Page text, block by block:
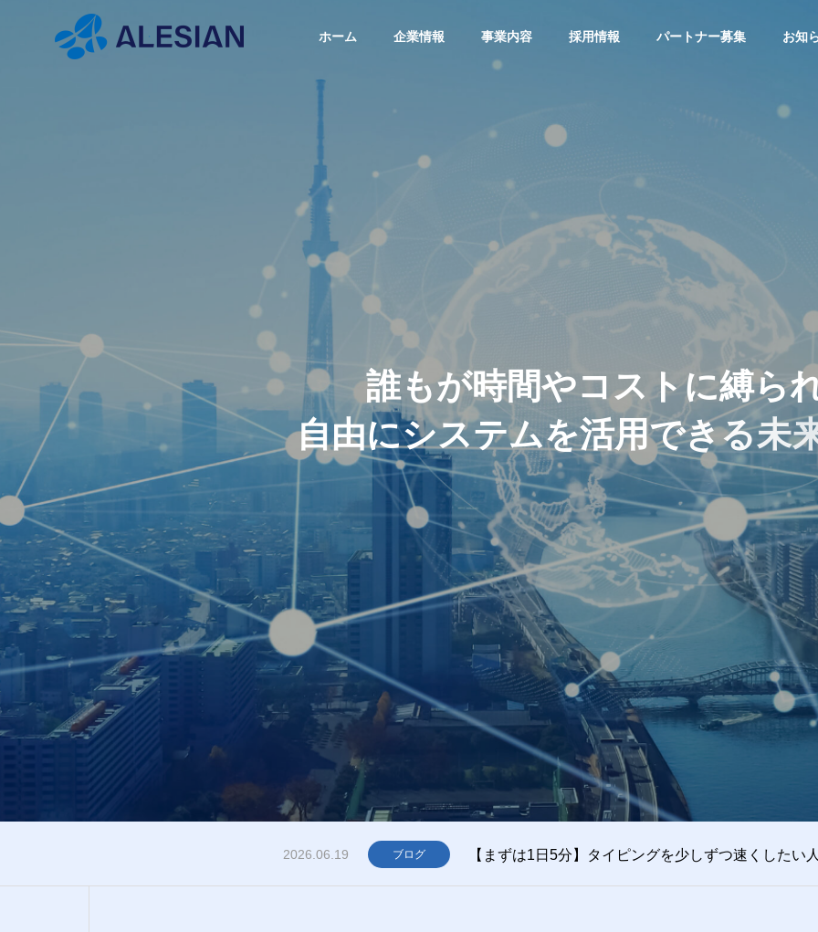
ITの力、ビジネスの進化。
ホーム 企業情報 事業内容 採用情報 パートナー募集 お知
GREETING
代表挨拶
PHILOSOPHY
WEBシステム事業 ITサー
の
【飛行機以外でも使える】機
内モードって何？具体的にど
【まずは1日5分】タイピング
を少しずつ速くしたい人向
け、おすすめ無料練習サイト
まとめ
【あきらめる前に確認】「ご
み箱を空にしたら大事なファ
イルが！」復元できる？
誰もが時間やコ ストに縛ら
自由にシステムを活用できる未
2026.06.19 ブログ